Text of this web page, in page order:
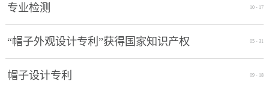
专业检测 10 - 17
“帽子外观设计专利”获得国家知识产权
局授权通过
05 - 31
帽子设计专利 09 - 18